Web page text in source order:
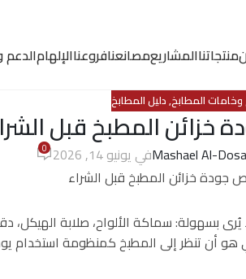
منتجاتناالمشاريعمصانعنافروعناالإلهام
وخامات المطابخ,دليل المطابخ
المطبخ قبل
Mashael Al-في يونيو 14, 2026 0
بسهولة: سماكة الألواح، صلابة الهيكل،
هو أن تنظر إلى المطبخ كمنظومة استخدام